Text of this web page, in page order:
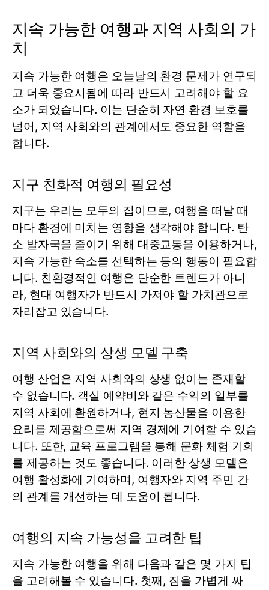
지속 가능한 여행과 지역 사회의 가
치
지속 가능한 여행은 오늘날의 환경 문제가 연구되
고 더욱 중요시됨에 따라 반드시 고려해야 할 요
소가 되었습니다. 이는 단순히 자연 환경 보호를
넘어, 지역 사회와의 관계에서도 중요한 역할을
합니다.
지구 친화적 여행의 필요성
지구는 우리는 모두의 집이므로, 여행을 떠날 때
마다 환경에 미치는 영향을 생각해야 합니다. 탄
소 발자국을 줄이기 위해 대중교통을 이용하거나,
지속 가능한 숙소를 선택하는 등의 행동이 필요합
니다. 친환경적인 여행은 단순한 트렌드가 아니
라, 현대 여행자가 반드시 가져야 할 가치관으로
자리잡고 있습니다.
지역 사회와의 상생 모델 구축
여행 산업은 지역 사회와의 상생 없이는 존재할
수 없습니다. 객실 예약비와 같은 수익의 일부를
지역 사회에 환원하거나, 현지 농산물을 이용한
요리를 제공함으로써 지역 경제에 기여할 수 있습
니다. 또한, 교육 프로그램을 통해 문화 체험 기회
를 제공하는 것도 좋습니다. 이러한 상생 모델은
여행 활성화에 기여하며, 여행자와 지역 주민 간
의 관계를 개선하는 데 도움이 됩니다.
여행의 지속 가능성을 고려한 팁
지속 가능한 여행을 위해 다음과 같은 몇 가지 팁
을 고려해볼 수 있습니다. 첫째, 짐을 가볍게 싸